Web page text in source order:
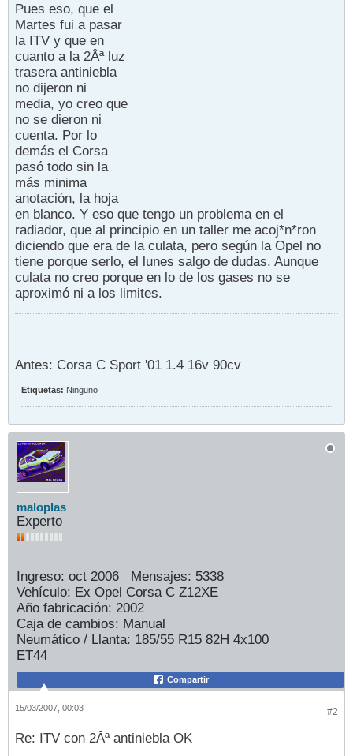
Pues eso, que el
Martes fui a pasar
la ITV y que en
cuanto a la 2Âª luz
trasera antiniebla
no dijeron ni
media, yo creo que
no se dieron ni
cuenta. Por lo
demás el Corsa
pasó todo sin la
más minima
anotación, la hoja
en blanco. Y eso que tengo un problema en el
radiador, que al principio en un taller me acoj*n*ron
diciendo que era de la culata, pero según la Opel no
tiene porque serlo, el lunes salgo de dudas. Aunque
culata no creo porque en lo de los gases no se
aproximó ni a los limites.
Antes: Corsa C Sport '01 1.4 16v 90cv
Etiquetas: Ninguno
maloplas
Experto
Ingreso: oct 2006 Mensajes: 5338
Vehículo: Ex Opel Corsa C Z12XE
Año fabricación: 2002
Caja de cambios: Manual
Neumático / Llanta: 185/55 R15 82H 4x100
ET44
Compartir
#2
15/03/2007, 00:03
Re: ITV con 2Âª antiniebla OK